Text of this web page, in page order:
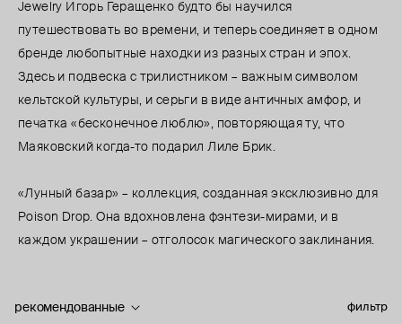
Jewelry Игорь Геращенко будто бы научился
путешествовать во времени, и теперь соединяет в одном
бренде любопытные находки из разных стран и эпох.
Здесь и подвеска с трилистником – важным символом
кельтской культуры, и серьги в виде античных амфор, и
печатка «бесконечное люблю», повторяющая ту, что
Маяковский когда-то подарил Лиле Брик.
«Лунный базар» – коллекция, созданная эксклюзивно для
Poison Drop. Она вдохновлена фэнтези-мирами, и в
каждом украшении – отголосок магического заклинания.
фильтр
рекомендованные